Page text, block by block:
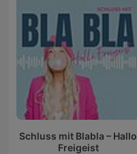
Schluss mit Blabla – Hallo
Freigeist